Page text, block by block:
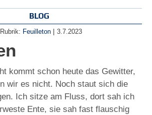
BLOG
Rubrik: Feuilleton | 3.7.2023
kommt schon heute das Gewitter,
wir es nicht. Noch staut sich die
Ich sitze am Fluss, dort sah ich
Ente, sie sah fast flauschig